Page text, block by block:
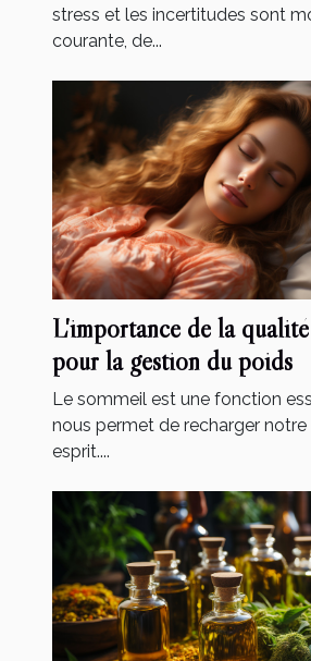
stress et les incertitudes sont
courante, de...
L'importance de la
pour la gestion du poids
Le sommeil est une fonction
nous permet de recharger
esprit....